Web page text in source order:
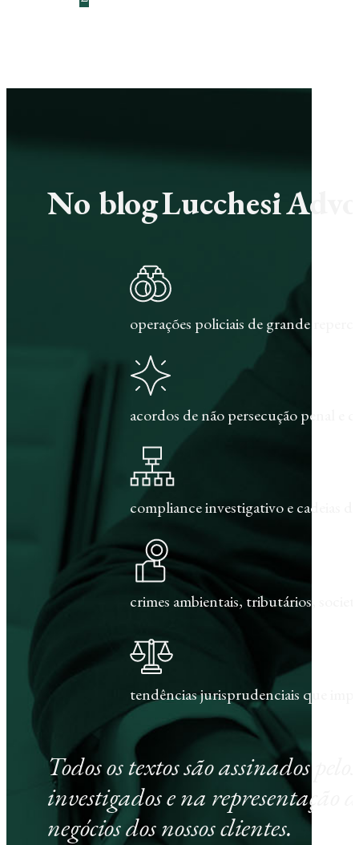
No blog Lucchesi
operações policiais de grande
acordos de não persecução penal e
compliance investigativo e cadeias
crimes ambientais, tributários,
tendências jurisprudenciais que
Todos os textos são assinados
investigados e na representação
negócios dos nossos clientes.